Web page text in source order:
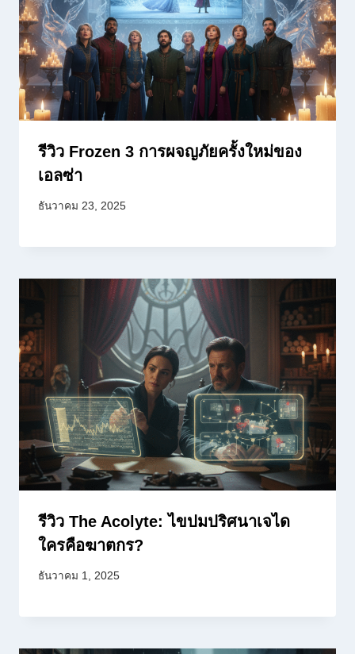
รีวิว Frozen 3 การผจญภัยครั้งใหม่ของ
เอลซ่า
ธันวาคม 23, 2025
รีวิว The Acolyte: ไขปมปริศนาเจได
ใครคือฆาตกร?
ธันวาคม 1, 2025